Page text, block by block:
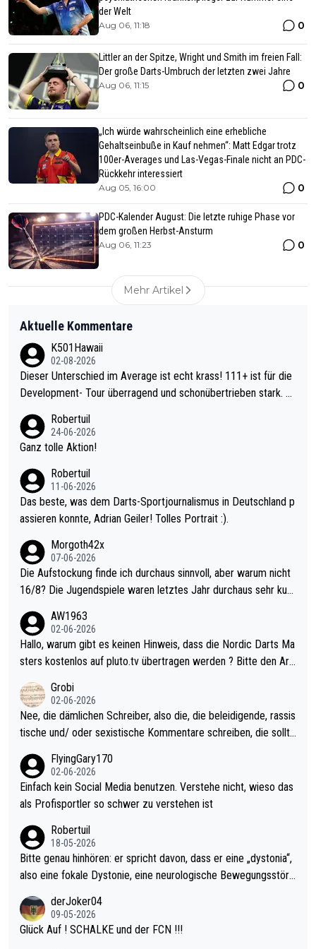
der Welt
Aug 06, 11:18 0
Littler an der Spitze, Wright und Smith im freien Fall:
Der große Darts-Umbruch der letzten zwei Jahre
Aug 06, 11:15 0
„Ich würde wahrscheinlich eine erhebliche
Gehaltseinbuße in Kauf nehmen“: Matt Edgar trotz
100er-Averages und Las-Vegas-Finale nicht an PDC-
Rückkehr interessiert
Aug 05, 16:00 0
PDC-Kalender August: Die letzte ruhige Phase vor
dem großen Herbst-Ansturm
Aug 06, 11:23 0
Mehr Artikel
Aktuelle Kommentare
K501Hawaii
02-08-2026
Dieser Unterschied im Average ist echt krass! 111+ ist für die
Development- Tour überragend und schonübertrieben stark. U
mal 40+ erst recht. Da gewinnst keinen Blumentopf - ist ja noc
h krasser wie ein Pokalspiel eines Kreisligisten vs einem Bund
Robertuil
24-06-2026
Ganz tolle Aktion!
Robertuil
11-06-2026
Das beste, was dem Darts-Sportjournalismus in Deutschland p
assieren konnte, Adrian Geiler! Tolles Portrait :).
Morgoth42x
07-06-2026
Die Aufstockung finde ich durchaus sinnvoll, aber warum nicht
16/8? Die Jugendspiele waren letztes Jahr durchaus sehr kurz
Allerdings ist Mitchell Lawrie als Nummer 1 der Welt eh qualifi
ziert. Somit ändert die automatische Qualifikation des Weltmei
sters erstmal nichts. Ich denke sie wollen damit für nächstes J
ohl wenig WDF Turniere spielen. Dies war bei Archie Self letzt
es Jahr der Fall. Er musste als amtierender Weltmeister durch
den Qualifier und ich glaube kaum, dass Mitchel sich das (in Ve
gas) antun würde, wenn er doch eigentlich die PDC-WM als Zi
el hat.
AW1963
02-06-2026
Hallo, warum gibt es keinen Hinweis, dass die Nordic Darts Ma
sters kostenlos auf pluto.tv übertragen werden ? Bitte den Arti
Grobi
02-06-2026
Nee, die dämlichen Schreiber, also die, die beleidigende, rassis
tische und/ oder sexistische Kommentare schreiben, die sollte
s Leben in den Griff kriegen. Nur eins wundert mich: Luke Little
r war doch neulich erst derjenige, der über Social Media GvV p
rovoziert hat. Und Littlers Mutter schießt öfters mal gegen Ric
FlyingGary170
02-06-2026
Einfach kein Social Media benutzen. Verstehe nicht, wieso das
als Profisportler so schwer zu verstehen ist
Robertuil
18-05-2026
Bitte genau hinhören: er spricht davon, dass er eine „dystonia“,
also eine fokale Dystonie, eine neurologische Bewegungsstöru
erden, im Arm hat. Und, dass Medikamente ihm helfen! Ich glau
be immer noch, dass sehr viele der Dartits-Fälle fälschlich psy
derJoker04
09-05-2026
Glück Auf ! SCHALKE und der FCN !!!